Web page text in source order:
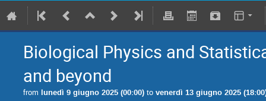
Biological Physics and
and beyond
from lunedì 9 giugno 2025 (00:00) to venerdì 13 giugno 2025